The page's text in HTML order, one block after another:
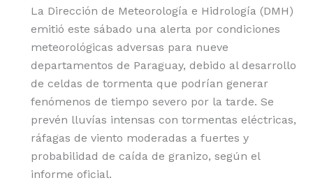
La Dirección de Meteorología e Hidrología (DMH)
emitió este sábado una alerta por condiciones
meteorológicas adversas para nueve
departamentos de Paraguay, debido al desarrollo
de celdas de tormenta que podrían generar
fenómenos de tiempo severo por la tarde. Se
prevén lluvías intensas con tormentas eléctricas,
ráfagas de viento moderadas a fuertes y
probabilidad de caída de granizo, según el
informe oficial.